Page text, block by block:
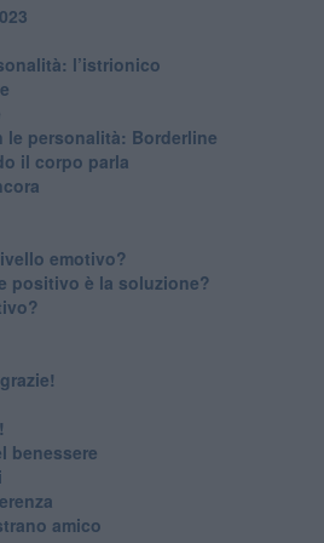
l’istrionico
le personalità: Borderline
il corpo parla
emotivo?
positivo è la soluzione?
benessere
amico